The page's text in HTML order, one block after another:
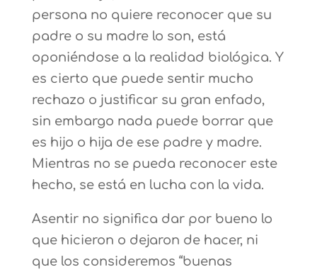
persona no quiere reconocer que su
padre o su madre lo son, está
oponiéndose a la realidad biológica. Y
es cierto que puede sentir mucho
rechazo o justificar su gran enfado,
sin embargo nada puede borrar que
es hijo o hija de ese padre y madre.
Mientras no se pueda reconocer este
hecho, se está en lucha con la vida.
Asentir no significa dar por bueno lo
que hicieron o dejaron de hacer, ni
que los consideremos “buenas